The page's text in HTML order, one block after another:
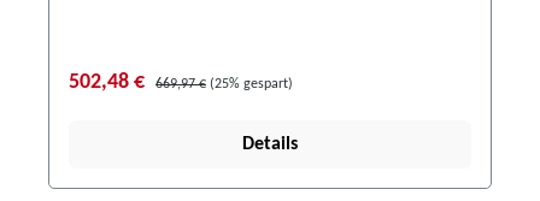
502,48 € 669,97 € (25% gespart)
Details